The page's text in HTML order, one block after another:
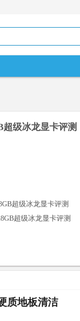
超级冰龙显卡评测
超级冰龙显卡评测
超级冰龙显卡评测
质地板清洁